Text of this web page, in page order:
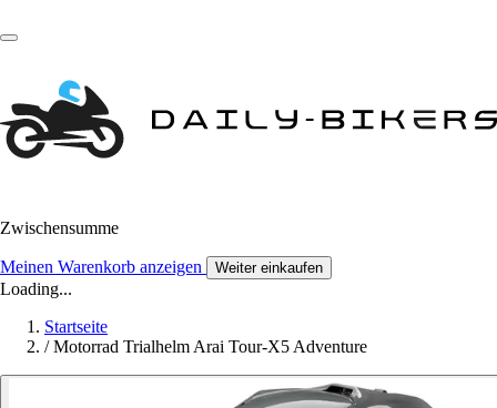
Zwischensumme
Meinen Warenkorb anzeigen Weiter einkaufen
Loading...
Startseite
/ Motorrad Trialhelm Arai Tour-X5 Adventure